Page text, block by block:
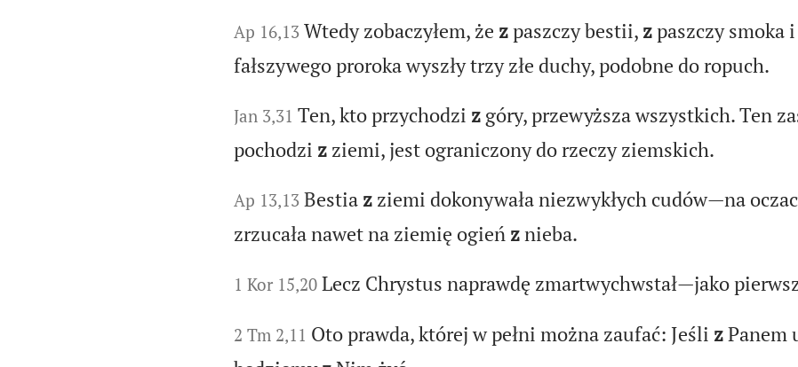
Ap 16,13 Wtedy zobaczyłem, że zpaszczy bestii, zpaszczy smoka i
fałszywego proroka wyszły trzy złe duchy, podobne do ropuch.
Jan 3,31 Ten, kto przychodzi zgóry, przewyższa wszystkich. Ten
pochodzi zziemi, jest ograniczony do rzeczy ziemskich.
Ap 13,13 Bestia zziemi dokonywała niezwykłych cudów—na
zrzucała nawet na ziemię ogień znieba.
1 Kor 15,20 Lecz Chrystus naprawdę zmartwychwstał—jako
2 Tm 2,11 Oto prawda, której w pełni można zaufać: Jeśli zPanem